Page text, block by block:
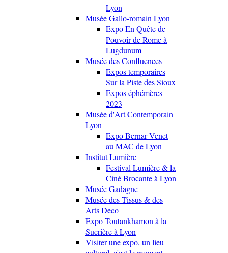
Lyon
Musée Gallo-romain Lyon
Expo En Quête de
Pouvoir de Rome à
Lugdunum
Musée des Confluences
Expos temporaires
Sur la Piste des Sioux
Expos éphémères
2023
Musée d'Art Contemporain
Lyon
Expo Bernar Venet
au MAC de Lyon
Institut Lumière
Festival Lumière & la
Ciné Brocante à Lyon
Musée Gadagne
Musée des Tissus & des
Arts Deco
Expo Toutankhamon à la
Sucrière à Lyon
Visiter une expo, un lieu